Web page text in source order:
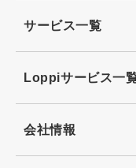
サービス一覧
Loppiサービス一
会社情報